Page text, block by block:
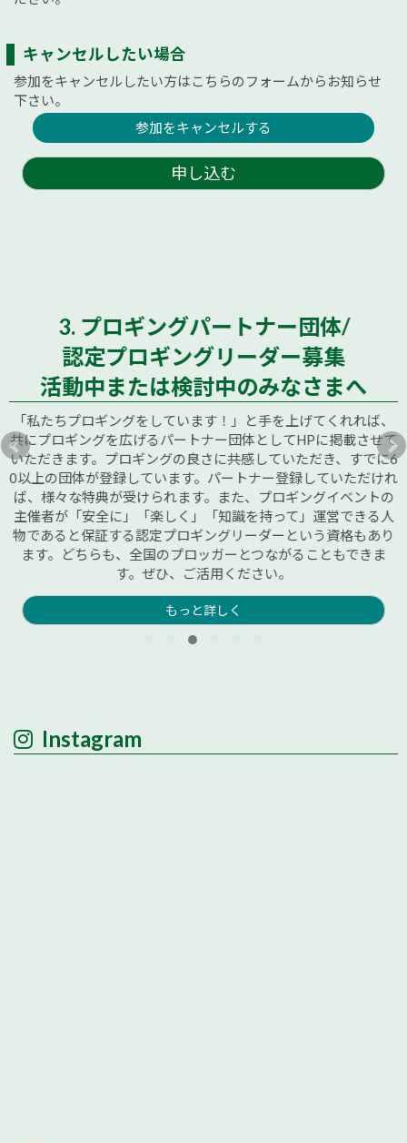
キャンセルしたい場合
参加をキャンセルしたい方はこちらのフォームからお知らせ
下さい。
参加をキャンセルする
申し込む
3. プロギングパートナー団体/
認定プロギングリーダー募集
活動中または検討中のみなさまへ
「私たちプロギングをしています！」と手を上げてくれれば、
共にプロギングを広げるパートナー団体としてHPに掲載させて
いただきます。プロギングの良さに共感していただき、すでに6
0以上の団体が登録しています。パートナー登録していただけれ
ば、様々な特典が受けられます。また、プロギングイベントの
主催者が「安全に」「楽しく」「知識を持って」運営できる人
物であると保証する認定プロギングリーダーという資格もあり
ます。どちらも、全国のプロッガーとつながることもできま
す。ぜひ、ご活用ください。
もっと詳しく
Instagram